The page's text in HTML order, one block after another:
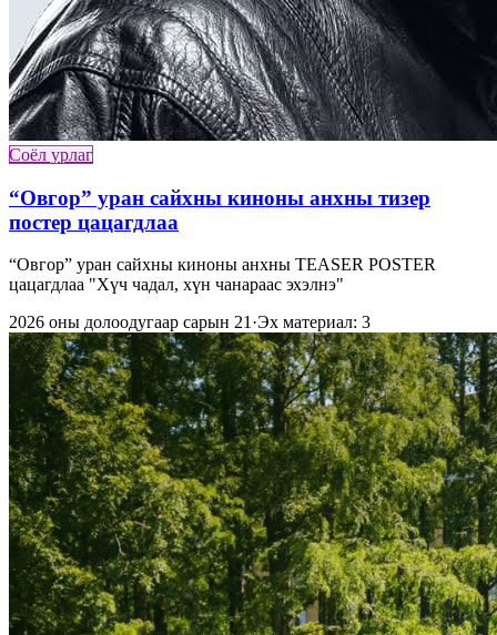
Соёл урлаг
“Овгор” уран сайхны киноны анхны тизер
постер цацагдлаа
“Овгор” уран сайхны киноны анхны TEASER POSTER
цацагдлаа "Хүч чадал, хүн чанараас эхэлнэ"
2026 оны долоодугаар сарын 21·Эх материал: 3